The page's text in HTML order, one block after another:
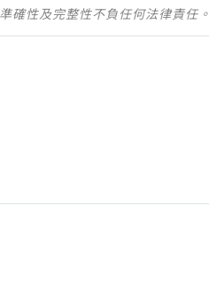
確性及完整性不負任何法律責任。